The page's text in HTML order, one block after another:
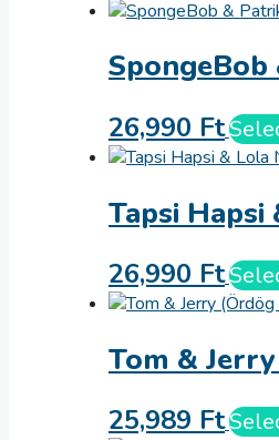
SpongeBob
26,990 Ft
Tapsi Hapsi
26,990 Ft
Tom &
25,989 Ft